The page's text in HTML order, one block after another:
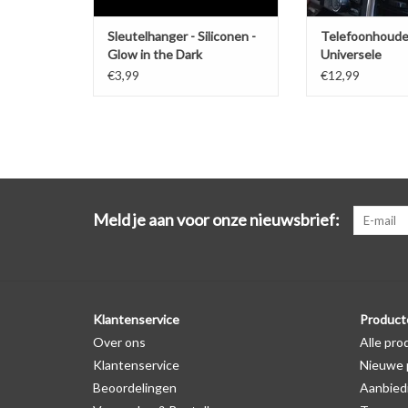
Sleutelhanger - Siliconen -
Glow in the Dark
€3,99
Universele
ventilatiehouder
€12,99
Meld je aan voor onze nieuwsbrief:
Klantenservice
Over ons
Klantenservice
Beoordelingen
Alle
Nieuwe